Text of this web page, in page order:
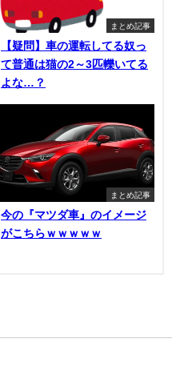
まとめ記事
【疑問】車の運転してる奴っ
て普通は猫の2～3匹轢いてる
よな…？
まとめ記事
今の『マツダ車』のイメージ
がこちらｗｗｗｗｗ